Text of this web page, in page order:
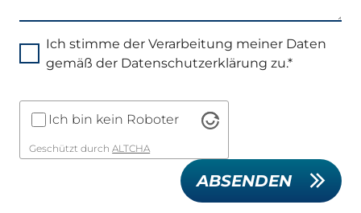
Ich stimme der Verarbeitung meiner Daten
gemäß der Datenschutzerklärung zu.*
Ich bin kein Roboter
Geschützt durchALTCHA
ABSENDEN